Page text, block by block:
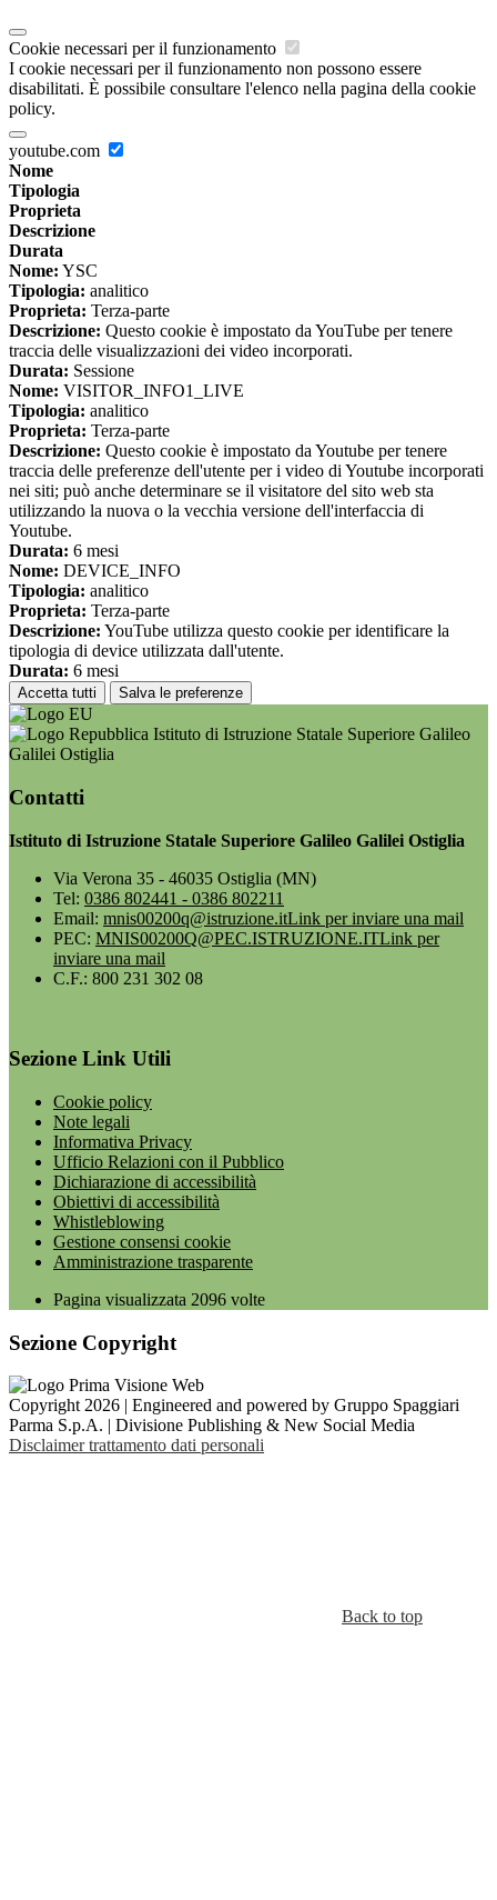
Cookie necessari per il funzionamento
I cookie necessari per il funzionamento non possono essere
disabilitati. È possibile consultare l'elenco nella pagina della cookie
policy.
youtube.com
Nome
Tipologia
Proprieta
Descrizione
Durata
Nome: YSC
Tipologia: analitico
Proprieta: Terza-parte
Descrizione: Questo cookie è impostato da YouTube per tenere
traccia delle visualizzazioni dei video incorporati.
Durata: Sessione
Nome: VISITOR_INFO1_LIVE
Tipologia: analitico
Proprieta: Terza-parte
Descrizione: Questo cookie è impostato da Youtube per tenere
traccia delle preferenze dell'utente per i video di Youtube incorporati
nei siti; può anche determinare se il visitatore del sito web sta
utilizzando la nuova o la vecchia versione dell'interfaccia di
Youtube.
Durata: 6 mesi
Nome: DEVICE_INFO
Tipologia: analitico
Proprieta: Terza-parte
Descrizione: YouTube utilizza questo cookie per identificare la
tipologia di device utilizzata dall'utente.
Durata: 6 mesi
Accetta tutti Salva le preferenze
Istituto di Istruzione Statale Superiore Galileo
Galilei Ostiglia
Contatti
Istituto di Istruzione Statale Superiore Galileo Galilei Ostiglia
Via Verona 35 - 46035 Ostiglia (MN)
Tel: 0386 802441 - 0386 802211
Email: mnis00200q@istruzione.itLink per inviare una mail
PEC: MNIS00200Q@PEC.ISTRUZIONE.ITLink per
inviare una mail
C.F.: 800 231 302 08
Sezione Link Utili
Cookie policy
Note legali
Informativa Privacy
Ufficio Relazioni con il Pubblico
Dichiarazione di accessibilità
Obiettivi di accessibilità
Whistleblowing
Gestione consensi cookie
Amministrazione trasparente
Pagina visualizzata 2096 volte
Sezione Copyright
Copyright 2026 | Engineered and powered by Gruppo Spaggiari
Parma S.p.A. | Divisione Publishing & New Social Media
Disclaimer trattamento dati personali
Back to top